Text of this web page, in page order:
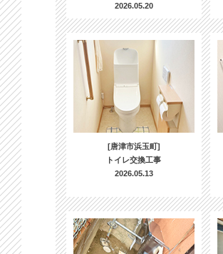
2026.05.20
[唐津市浜玉町]
トイレ交換工事
2026.05.13